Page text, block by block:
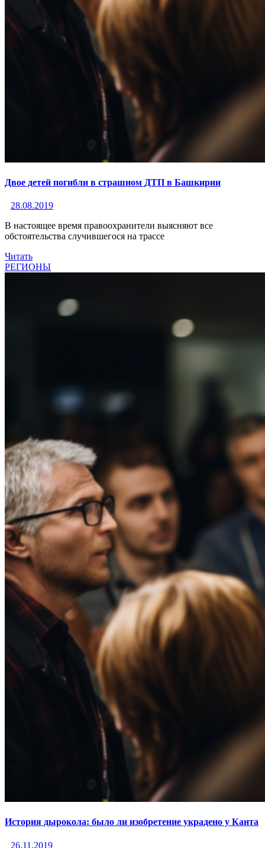
Двое детей погибли в страшном ДТП в Башкирии
28.08.2019
В настоящее время правоохранители выясняют все
обстоятельства случившегося на трассе
Читать
РЕГИОНЫ
История дырокола: было ли изобретение украдено у Канта
26.11.2019